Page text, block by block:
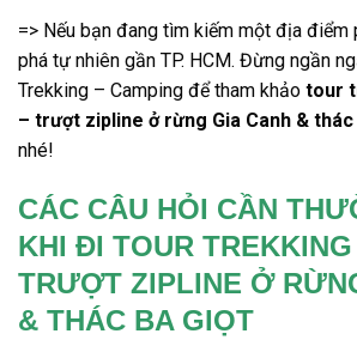
=> Nếu bạn đang tìm kiếm một địa điểm
phá tự nhiên gần TP. HCM. Đừng ngần
Trekking – Camping để tham khảo tour
– trượt zipline ở rừng Gia Canh & thác
nhé!
CÁC CÂU HỎI CẦN
KHI ĐI TOUR
TRƯỢT ZIPLINE Ở
& THÁC BA GIỌT